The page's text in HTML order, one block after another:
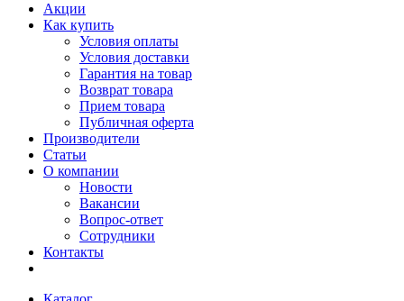
Акции
Как купить
Условия оплаты
Условия доставки
Гарантия на товар
Возврат товара
Прием товара
Публичная оферта
Производители
Статьи
О компании
Новости
Вакансии
Вопрос-ответ
Сотрудники
Контакты